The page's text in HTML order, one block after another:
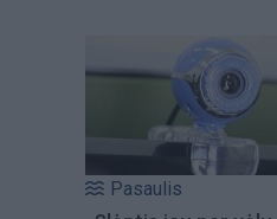
Pasaulis